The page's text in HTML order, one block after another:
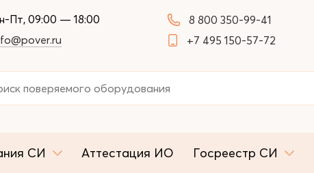
Пт, 09:00 — 18:00
8 800 350-99-41
+7 495 150-57-72
СИ Аттестация ИО Госреестр СИ